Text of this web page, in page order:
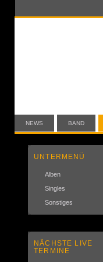
NEWS BAND
UNTERMENÜ
Alben
Singles
Sonstiges
NÄCHSTE LIVE
TERMINE